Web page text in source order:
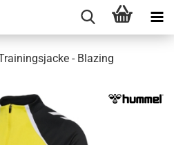
- Blazing